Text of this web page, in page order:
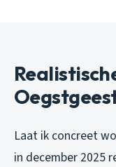
Laat ik concreet
in december 2025